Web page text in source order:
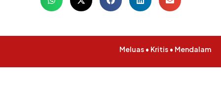
Meluas • Kritis • Mendalam